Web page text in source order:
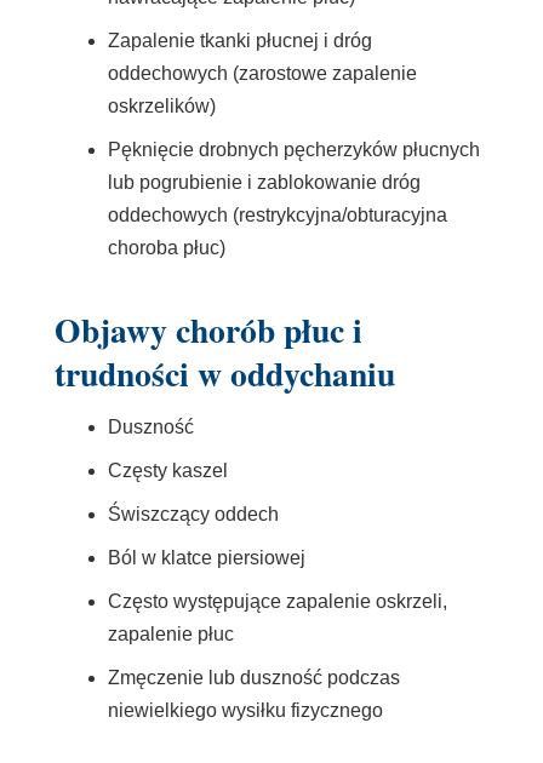
Zapalenie tkanki płucnej i dróg
oddechowych (zarostowe zapalenie
oskrzelików)
Pęknięcie drobnych pęcherzyków płucnych
lub pogrubienie i zablokowanie dróg
oddechowych (restrykcyjna/obturacyjna
choroba płuc)
Objawy chorób płuc i
trudności w oddychaniu
Duszność
Częsty kaszel
Świszczący oddech
Ból w klatce piersiowej
Często występujące zapalenie oskrzeli,
zapalenie płuc
Zmęczenie lub duszność podczas
niewielkiego wysiłku fizycznego